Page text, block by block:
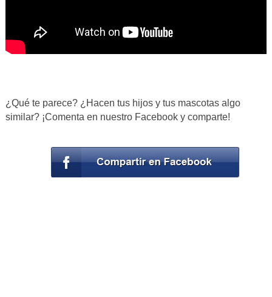
¿Qué te parece? ¿Hacen tus hijos y tus mascotas algo
similar? ¡Comenta en nuestro Facebook y comparte!